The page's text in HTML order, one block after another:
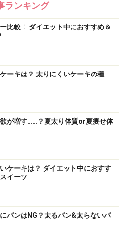
ランキング
比較！ ダイエット中におすすめ＆
ーキは？ 太りにくいケーキの種
が増す……？夏太り体質or夏痩せ体
ケーキは？ ダイエット中におすす
イーツ
パンはNG？太るパン&太らないパ